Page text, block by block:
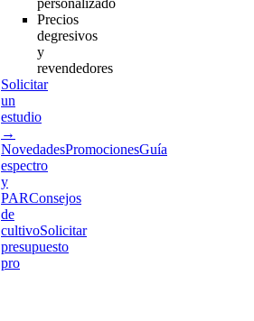
personalizado
Precios
degresivos
y
revendedores
Solicitar
un
estudio
→
NovedadesPromocionesGuía
espectro
y
PARConsejos
de
cultivoSolicitar
presupuesto
pro